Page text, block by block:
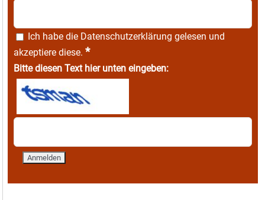
Ich habe die Datenschutzerklärung gelesen und
akzeptiere diese. *
Bitte diesen Text hier unten eingeben: